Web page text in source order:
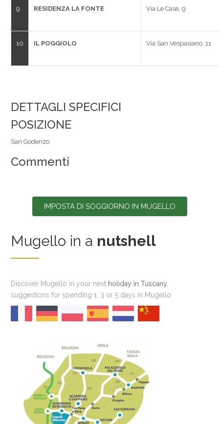
9 RESIDENZA LA FONTE Via Le Case, 9
10 IL POGGIOLO Via San Vespasiano, 11
DETTAGLI SPECIFICI
POSIZIONE
San Godenzo
Commenti
IMPOSTA DI SOGGIORNO IN MUGELLO
Mugello in a nutshell
Discover Mugello in your next holiday in Tuscany,
suggestions for spending 1, 3 or 5 days in Mugello